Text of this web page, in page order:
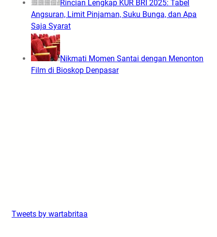
Rincian Lengkap KUR BRI 2025: Tabel
Angsuran, Limit Pinjaman, Suku Bunga, dan Apa
Saja Syarat
Nikmati Momen Santai dengan Menonton
Film di Bioskop Denpasar
Tweets by wartabritaa